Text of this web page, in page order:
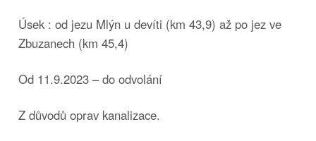
Úsek : od jezu Mlýn u devíti (km 43,9) až po jez ve
Zbuzanech (km 45,4)
Od 11.9.2023 – do odvolání
Z důvodů oprav kanalizace.